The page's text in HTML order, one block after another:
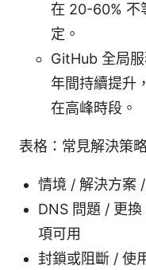
在 20-60% 不
定。
GitHub 全局
年間持續提升
在高峰時段。
表格：常見解決策
情境 / 解決方案
DNS 問題 / 更
項可用
封鎖或阻斷 / 使